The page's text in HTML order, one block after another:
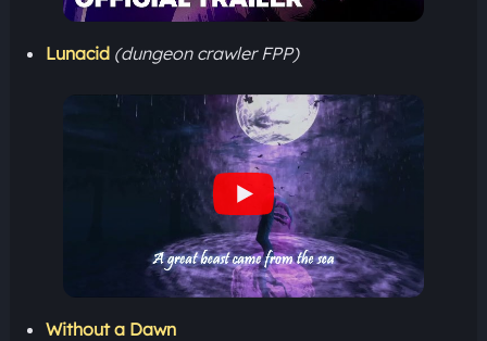
Lunacid (dungeon crawler FPP)
Without a Dawn